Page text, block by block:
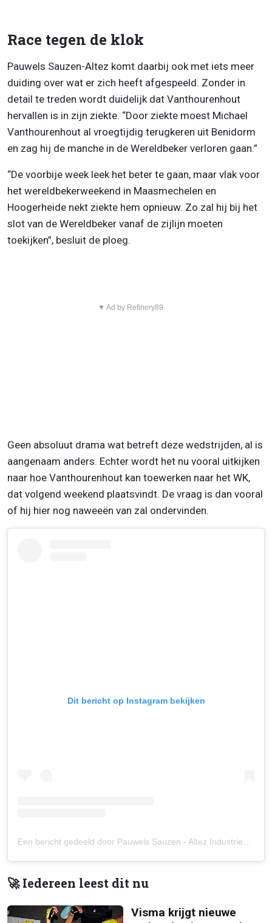
Race tegen de klok
Pauwels Sauzen-Altez komt daarbij ook met iets meer
duiding over wat er zich heeft afgespeeld. Zonder in
detail te treden wordt duidelijk dat Vanthourenhout
hervallen is in zijn ziekte. “Door ziekte moest Michael
Vanthourenhout al vroegtijdig terugkeren uit Benidorm
en zag hij de manche in de Wereldbeker verloren gaan.”
“De voorbije week leek het beter te gaan, maar vlak voor
het wereldbekerweekend in Maasmechelen en
Hoogerheide nekt ziekte hem opnieuw. Zo zal hij bij het
slot van de Wereldbeker vanaf de zijlijn moeten
toekijken”, besluit de ploeg.
▼ Ad by Refinery89
Geen absoluut drama wat betreft deze wedstrijden, al is
aangenaam anders. Echter wordt het nu vooral uitkijken
naar hoe Vanthourenhout kan toewerken naar het WK,
dat volgend weekend plaatsvindt. De vraag is dan vooral
of hij hier nog naweeën van zal ondervinden.
Dit bericht op Instagram bekijken
🚀 Iedereen leest dit nu
Visma krijgt nieuwe